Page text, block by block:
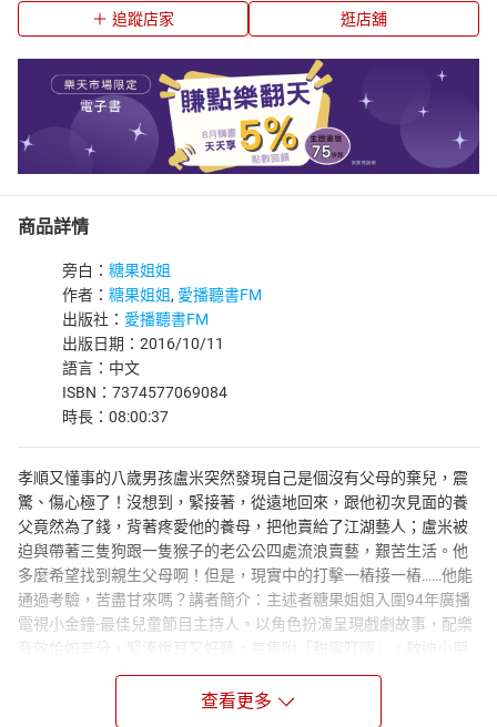
追蹤店家 逛店舖
商品詳情
旁白： 糖果姐姐
作者： 糖果姐姐, 愛播聽書FM
出版社： 愛播聽書FM
出版日期：2016/10/11
語言：中文
ISBN：7374577069084
時長：08:00:37
孝順又懂事的八歲男孩盧米突然發現自己是個沒有父母的棄兒，震
驚、傷心極了！沒想到，緊接著，從遠地回來，跟他初次見面的養
父竟然為了錢，背著疼愛他的養母，把他賣給了江湖藝人；盧米被
迫與帶著三隻狗跟一隻猴子的老公公四處流浪賣藝，艱苦生活。他
多麼希望找到親生父母啊！但是，現實中的打擊一樁接一樁……他能
通過考驗，苦盡甘來嗎？講者簡介：主述者糖果姐姐入圍94年廣播
電視小金鐘-最佳兒童節目主持人。以角色扮演呈現戲劇故事，配樂
音效恰如其分，緊湊悅耳又好聽。每集附「甜蜜叮嚀」，啟迪小朋
友的生命智慧及教導生活習慣。糖果姐姐所說的故事，期望可以帶
動所有陪伴孩子成長的大人和孩子一起討論、分享、理解生命中的
奧妙，建構生命的價值、意義和生活方式。章節：01苦兒流浪記第
查看更多